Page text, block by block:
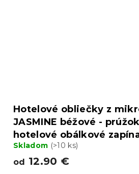
Hotelové obliečky z
JASMINE béžové -
hotelové obálkové
Skladom (>10 ks)
od 12.90 €